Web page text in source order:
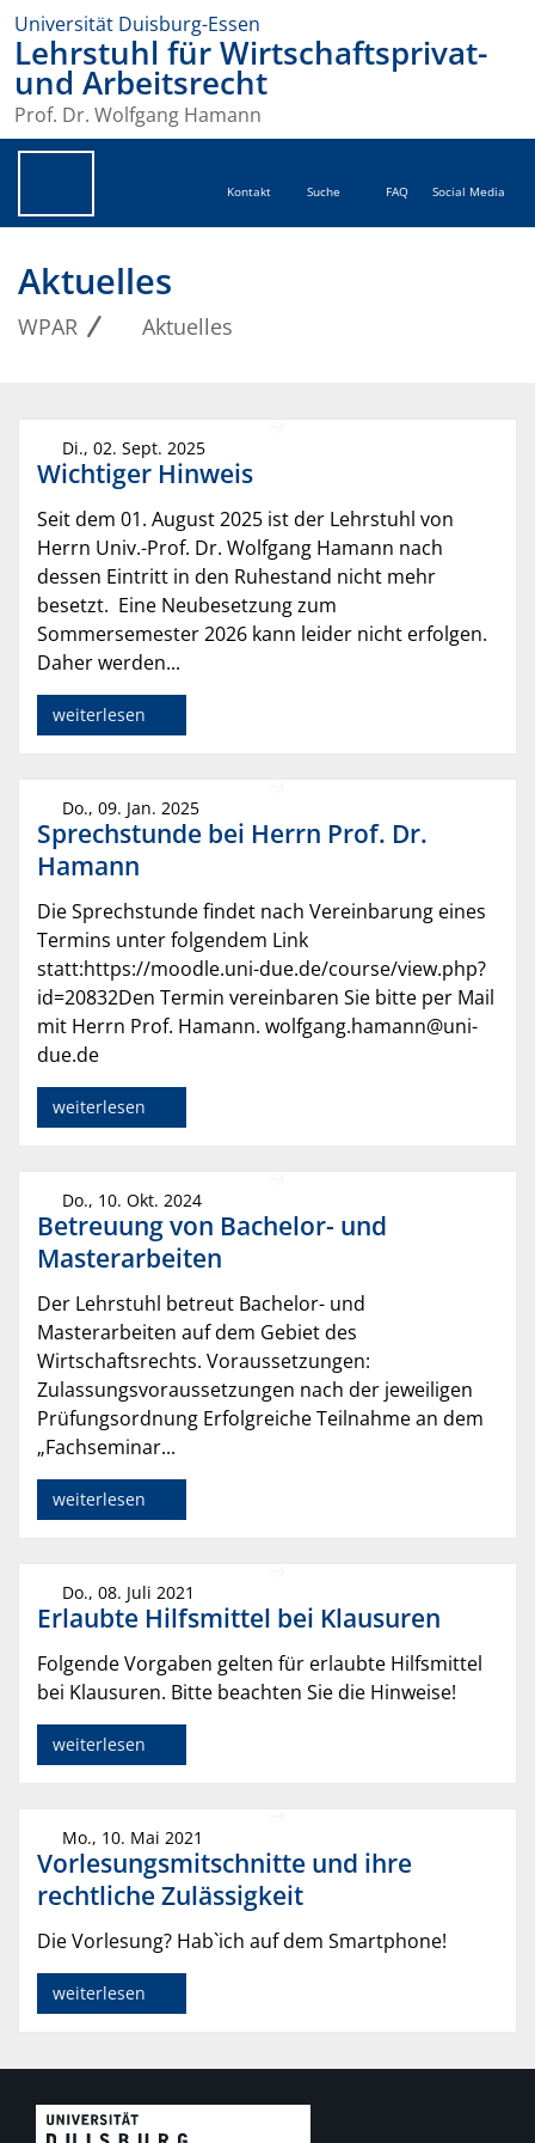
Universität Duisburg-Essen
Lehrstuhl für Wirtschaftsprivat-
und Arbeitsrecht
Prof. Dr. Wolfgang Hamann
Kontakt Suche FAQ Social Media
Aktuelles
WPAR Aktuelles
Di., 02. Sept. 2025
Wichtiger Hinweis
Seit dem 01. August 2025 ist der Lehrstuhl von
Herrn Univ.-Prof. Dr. Wolfgang Hamann nach
dessen Eintritt in den Ruhestand nicht mehr
besetzt. Eine Neubesetzung zum
Sommersemester 2026 kann leider nicht erfolgen.
Daher werden...
weiterlesen
Do., 09. Jan. 2025
Sprechstunde bei Herrn Prof. Dr.
Hamann
Die Sprechstunde findet nach Vereinbarung eines
Termins unter folgendem Link
statt:https://moodle.uni-due.de/course/view.php?
id=20832Den Termin vereinbaren Sie bitte per Mail
mit Herrn Prof. Hamann. wolfgang.hamann@uni-
due.de
weiterlesen
Do., 10. Okt. 2024
Betreuung von Bachelor- und
Masterarbeiten
Der Lehrstuhl betreut Bachelor- und
Masterarbeiten auf dem Gebiet des
Wirtschaftsrechts. Voraussetzungen:
Zulassungsvoraussetzungen nach der jeweiligen
Prüfungsordnung Erfolgreiche Teilnahme an dem
„Fachseminar...
weiterlesen
Do., 08. Juli 2021
Erlaubte Hilfsmittel bei Klausuren
Folgende Vorgaben gelten für erlaubte Hilfsmittel
bei Klausuren. Bitte beachten Sie die Hinweise!
weiterlesen
Mo., 10. Mai 2021
Vorlesungsmitschnitte und ihre
rechtliche Zulässigkeit
Die Vorlesung? Hab`ich auf dem Smartphone!
weiterlesen